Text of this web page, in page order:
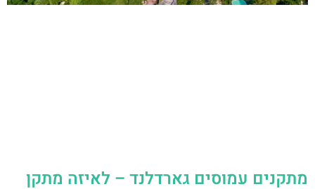
מתקנים עמוסים גארדלנד – לאיזה מתקן